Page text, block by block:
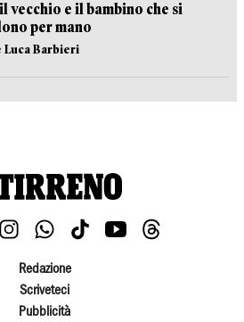
vecchio e il bambino che si
per mano
Luca Barbieri
Redazione
Scriveteci
Pubblicità